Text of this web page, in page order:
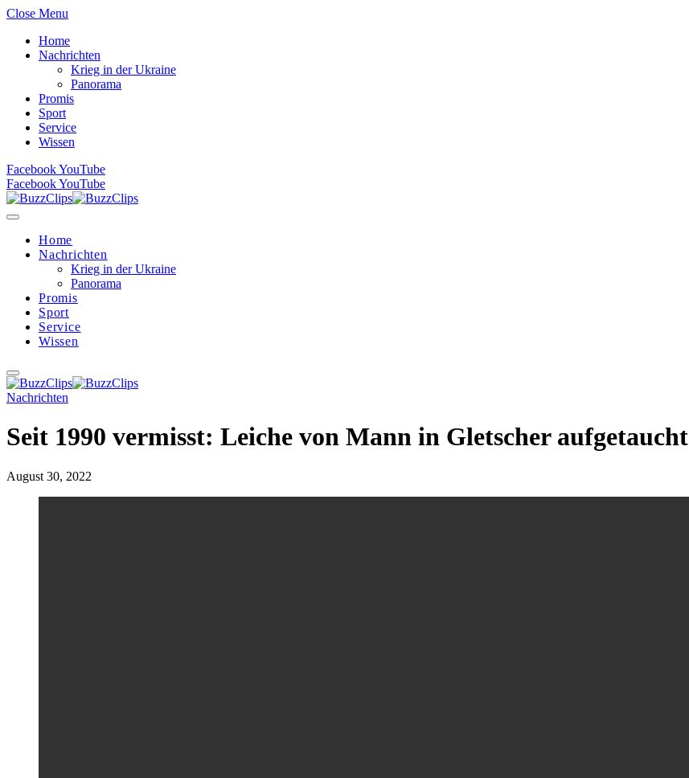
Close Menu
Home
Nachrichten
Krieg in der Ukraine
Panorama
Promis
Sport
Service
Wissen
FacebookYouTube
FacebookYouTube
Home
Nachrichten
Krieg in der Ukraine
Panorama
Promis
Sport
Service
Wissen
Nachrichten
Seit 1990 vermisst: Leiche von Mann in Gletscher aufgetaucht
August 30, 2022